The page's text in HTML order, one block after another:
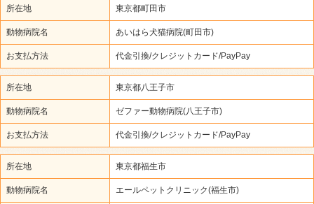
所在地 東京都町田市
動物病院名 あいはら犬猫病院(町田市)
お支払方法 代金引換/クレジットカード/PayPay
所在地 東京都八王子市
動物病院名 ゼファー動物病院(八王子市)
お支払方法 代金引換/クレジットカード/PayPay
所在地 東京都福生市
動物病院名 エールペットクリニック(福生市)